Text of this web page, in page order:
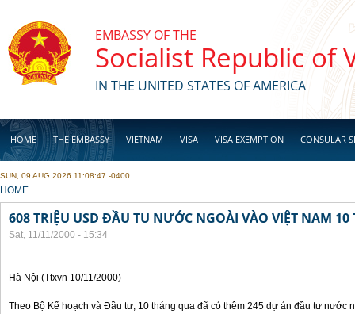
EMBASSY OF THE
Socialist Republic of
IN THE UNITED STATES OF AMERICA
HOME THE EMBASSY VIETNAM VISA VISA EXEMPTION CONSULAR
BUSINESS
SUN, 09 AUG 2026 11:08:47 -0400
YOU ARE HERE
HOME
608 TRIỆU USD ĐẦU TU NƯỚC NGOÀI VÀO VIỆT NAM 10
Sat, 11/11/2000 - 15:34
Hà Nội (Ttxvn 10/11/2000)
Theo Bộ Kế hoạch và Đầu tư, 10 tháng qua đã có thêm 245 dự án đầu tư nước